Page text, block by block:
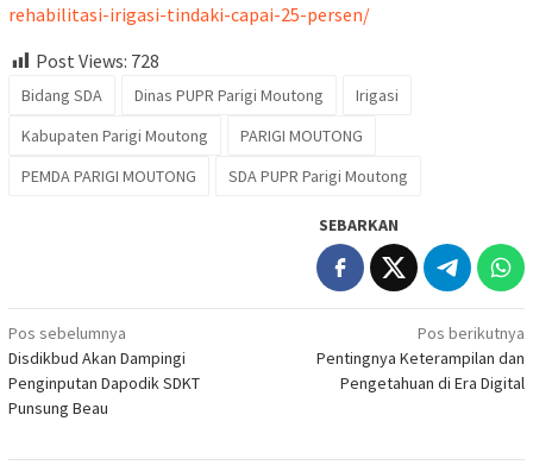
rehabilitasi-irigasi-tindaki-capai-25-persen/
Post Views: 728
Bidang SDA Dinas PUPR Parigi Moutong
Irigasi
Kabupaten Parigi Moutong
PARIGI MOUTONG
PEMDA PARIGI MOUTONG
SDA PUPR Parigi Moutong
SEBARKAN
Navigasi
pos
Pos sebelumnya
Disdikbud Akan Dampingi
Penginputan Dapodik SDKT
Punsung Beau
Pos berikutnya
Pentingnya Keterampilan dan
Pengetahuan di Era Digital